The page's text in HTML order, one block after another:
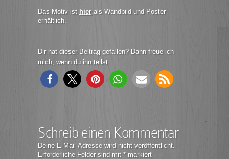
Das Motiv ist hierals Wandbild und Poster
erhältlich.
Dir hat dieser Beitrag gefallen? Dann freue ich
mich, wenn du ihn teilst:
Schreib einen Kommentar
Deine E-Mail-Adresse wird nicht veröffentlicht.
Erforderliche Felder sind mit * markiert